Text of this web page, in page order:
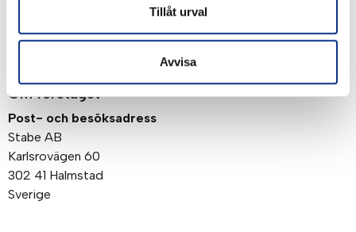
Tillåt urval
Avvisa
Om företaget
Post- och besöksadress
Stabe AB
Karlsrovägen 60
302 41 Halmstad
Sverige